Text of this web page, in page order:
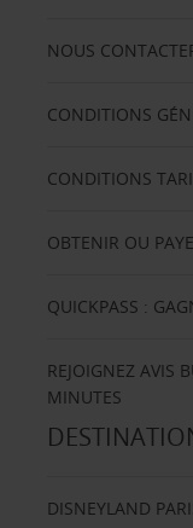
NOUS
CONDITIONS
CONDITIONS
OBTENIR OU
QUICKPASS :
REJOIGNEZ AVIS
MINUTES
DISNEYLAND